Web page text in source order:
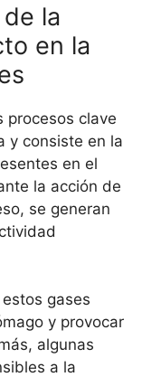
la
en la
procesos clave
y consiste en la
en el
la acción de
se generan
gases
y provocar
algunas
a la